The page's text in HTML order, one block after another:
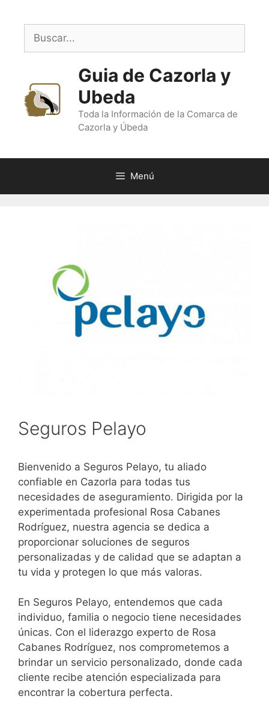
contenido
Buscar:
Guia de Cazorla y
Ubeda
Toda la Información de la Comarca de
Cazorla y Úbeda
Menú
Seguros Pelayo
Bienvenido a Seguros Pelayo, tu aliado
confiable en Cazorla para todas tus
necesidades de aseguramiento. Dirigida por la
experimentada profesional Rosa Cabanes
Rodríguez, nuestra agencia se dedica a
proporcionar soluciones de seguros
personalizadas y de calidad que se adaptan a
tu vida y protegen lo que más valoras.
En Seguros Pelayo, entendemos que cada
individuo, familia o negocio tiene necesidades
únicas. Con el liderazgo experto de Rosa
Cabanes Rodríguez, nos comprometemos a
brindar un servicio personalizado, donde cada
cliente recibe atención especializada para
encontrar la cobertura perfecta.